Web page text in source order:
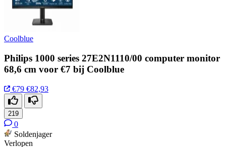
Coolblue
Philips 1000 series 27E2N1110/00 computer monitor
68,6 cm voor €7 bij Coolblue
€79 €82,93
219
0
Soldenjager
Verlopen